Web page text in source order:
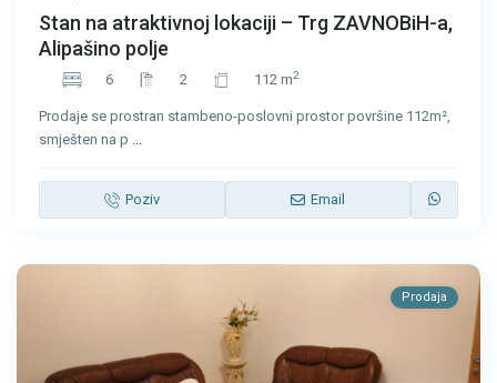
Stan na atraktivnoj lokaciji – Trg ZAVNOBiH-a,
Alipašino polje
6 2 112 m2
Prodaje se prostran stambeno-poslovni prostor površine 112m²,
smješten na p ...
Poziv Email
Prodaja